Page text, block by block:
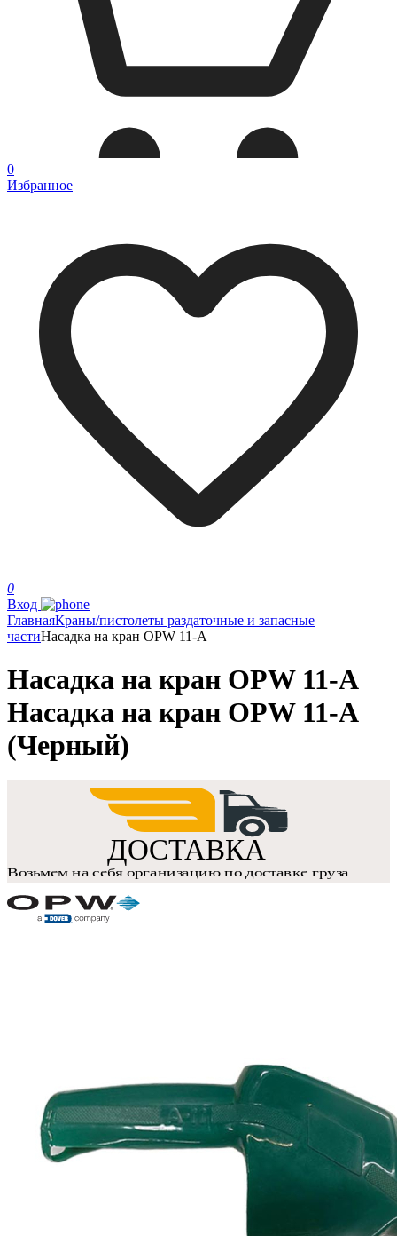
0
Избранное
0
Вход
ГлавнаяКраны/пистолеты раздаточные и запасные
частиНасадка на кран OPW 11-A
Насадка на кран OPW 11-A
Насадка на кран OPW 11-A
(Черный)